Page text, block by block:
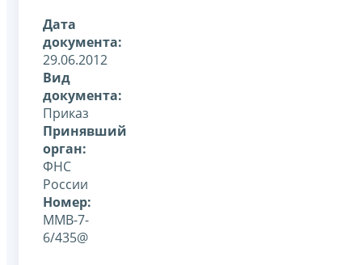
Дата
документа:
29.06.2012
Вид
документа:
Приказ
Принявший
орган:
ФНС
России
Номер:
ММВ-7-
6/435@